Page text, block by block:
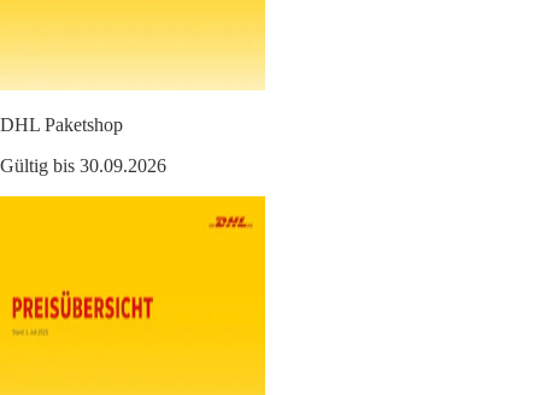
DHL Paketshop
Gültig bis 30.09.2026